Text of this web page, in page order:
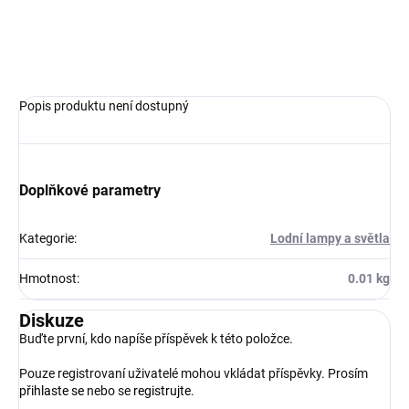
Popis produktu není dostupný
Doplňkové parametry
Kategorie: Lodní lampy a světla
Hmotnost: 0.01 kg
Diskuze
Buďte první, kdo napíše příspěvek k této položce.
Pouze registrovaní uživatelé mohou vkládat příspěvky. Prosím
přihlaste se nebo se registrujte.